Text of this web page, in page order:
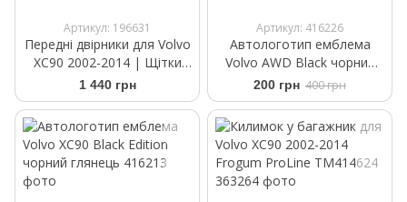
Артикул: 196631
Передні двірники для Volvo
XC90 2002-2014 | Щітки
склоочисника безкаркасні
Bosch AeroTwin 600/530
1 440 грн
Артикул: 416226
Автологотип емблема
Volvo AWD Black чорний
матовий
200 грн 400 грн